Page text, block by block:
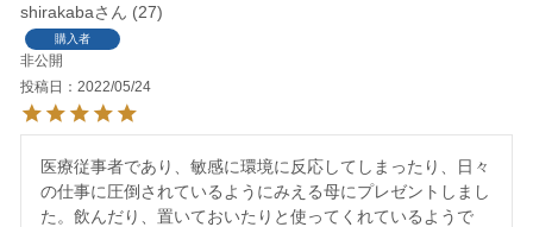
shirakaba 27
購入者
非公開
投稿日
2022/05/24
医療従事者であり、敏感に環境に反応してしまったり、日々
の仕事に圧倒されているようにみえる母にプレゼントしまし
た。飲んだり、置いておいたりと使ってくれているようで